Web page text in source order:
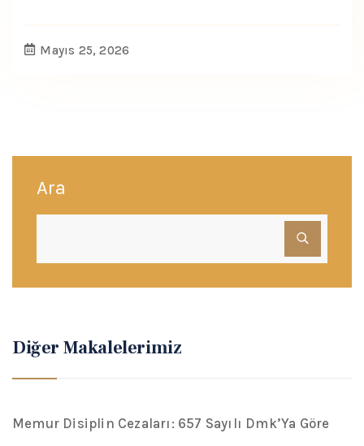
Mayıs 25, 2026
Ara
Diğer Makalelerimiz
Memur Disiplin Cezaları: 657 Sayılı Dmk’Ya Göre